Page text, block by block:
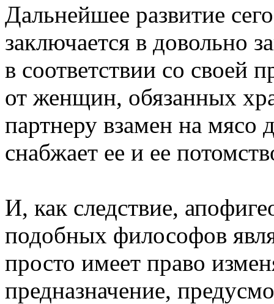
Дальнейшее развитие
заключается в довольно
в соответствии со своей
от женщин, обязанных
партнеру взамен на мясо
снабжает ее и ее
И, как следствие,
подобных философов
просто имеет право
предназначение,